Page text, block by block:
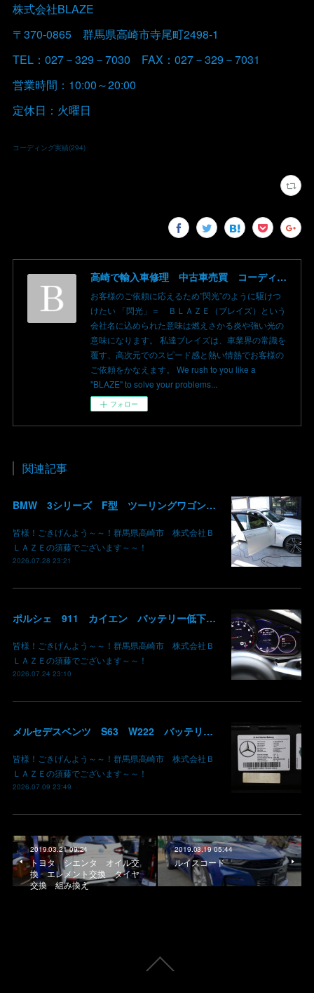
株式会社BLAZE
〒370-0865 群馬県高崎市寺尾町2498-1
TEL：027－329－7030 FAX：027－329－7031
営業時間：10:00～20:00
定休日：火曜日
コーディング実績(294)
高崎で輸入車修理 中古車売買 コーディングならBLAZE（ブレイズ）へ│BLAZE Total Car Support & Modify in Takasaki Gunma
お客様のご依頼に応えるため”閃光”のように駆けつ
けたい 「閃光」＝ ＢＬＡＺＥ（ブレイズ）という
会社名に込められた意味は燃えさかる炎や強い光の
意味になります。 私達ブレイズは、車業界の常識を
覆す、高次元でのスピード感と熱い情熱でお客様の
ご依頼をかなえます。 We rush to you like a
"BLAZE" to solve your problems...
フォロー
関連記事
BMW 3シリーズ F型 ツーリングワゴン コーディング デイライト 有効化 群馬 高崎
皆様！ごきげんよう～～！群馬県高崎市 株式会社Ｂ
ＬＡＺＥの須藤でございます～～！
2026.07.28 23:21
ポルシェ 911 カイエン バッテリー低下 車両エレクトリカルシステムエラー リチウムイオンバッテリー復旧 バッテリー上がり 充電できない ポルシェ修理 現車無し修理 群馬県 高崎 株式会社BLAZE
皆様！ごきげんよう～～！群馬県高崎市 株式会社Ｂ
ＬＡＺＥの須藤でございます～～！
2026.07.24 23:10
メルセデスベンツ S63 W222 バッテリー低下 車両エレクトリカルシステムエラー リチウムイオンバッテリー復旧 バッテリー上がり 充電できない ベンツ修理 現車無し修理 群馬県 高崎
皆様！ごきげんよう～～！群馬県高崎市 株式会社Ｂ
ＬＡＺＥの須藤でございます～～！
2026.07.09 23:49
2019.03.21 09:24
トヨタ シエンタ オイル交
換 エレメント交換 タイヤ
交換 組み換え
2019.03.19 05:44
ルイスコード